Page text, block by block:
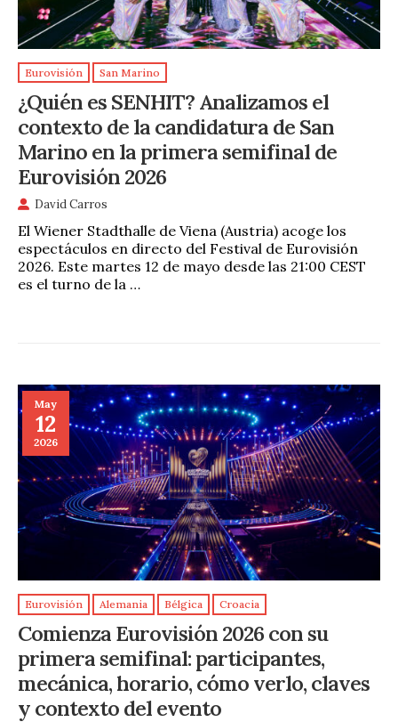
Eurovisión San Marino
¿Quién es SENHIT? Analizamos el
contexto de la candidatura de San
Marino en la primera semifinal de
Eurovisión 2026
David Carros
El Wiener Stadthalle de Viena (Austria) acoge los
espectáculos en directo del Festival de Eurovisión
2026. Este martes 12 de mayo desde las 21:00 CEST
es el turno de la …
May
12
2026
Eurovisión Alemania Bélgica Croacia
Comienza Eurovisión 2026 con su
primera semifinal: participantes,
mecánica, horario, cómo verlo, claves
y contexto del evento